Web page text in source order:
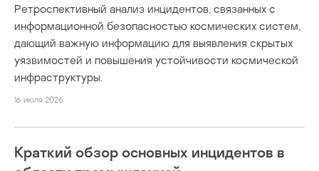
Ретроспективный анализ инцидентов, связанных с
информационной безопасностью космических систем,
дающий важную информацию для выявления скрытых
уязвимостей и повышения устойчивости космической
инфраструктуры.
16 июля 2026
Краткий обзор основных инцидентов в